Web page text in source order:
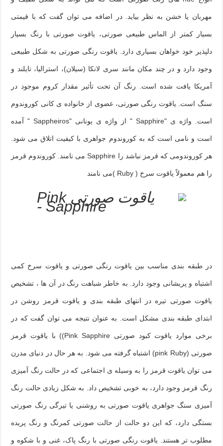
مهربان یا خشن به نظر بیاید. در اضافه می توان گفت که با قیمتی
بسیار کمتر از الماس طبیعی صورتی، یاقوت صورتی با رنگ بسیار
دلپذیر خود خواهان بسیاری دارد. یاقوت رنگی صورتی به شکل طبیعی
وجود دارد و در چند مکان مانند سری لانکا (سیلان)، استرالیا، تایلند و
آمریکا یافت شده است. رنگ آن تحت تأثیر مقدار کروم موجود در
سنگ است. یاقوت رنگی صورتی، عضوی از خانواده ی کانی کوروندوم
است. واژه ی " Sapphire" از واژه ی یونانی " Sappheiros" آمده
است و نامی است که به کوروندوم جواهری با کیفیت اتلاق می شود.
هر کوروندومی که قرمز نباشد را Sapphire می نامند. کوروندوم قرمز
را هم معمولاً یاقوت سرخ ( Ruby )می نامند
در طبقه بندی مناسب بین یاقوت رنگی صورتی و یاقوت سرخ کمی
اشتباه و پریشانی وجود دارد. به خاطر شباهت رنگ در آن ها ، تشخیص
یاقوت صورتی تیره در انتهای طبقه بندی و یاقوت قرمز روشن در
ابتدای طبقه بندی مشکل است. به عنوان نتیجه می توان گفت که در
برخی موارد یاقوت کبود صورتی ((Pink Sapphire با یاقوت قرمز
صورتی (pink Ruby) اشتباه گرفته می شود. به هر حال در دنیای مدرن
می توان یاقوت قرمز را به وسیله ی اجتماعی که در حالت رنگ آمیزی
رنگ قرمز وجود دارد، به خوبی تشخیص داد. به شکل زیادی حالت رنگ
آمیزی سنگ جواهری یاقوت صورتی به روشنی یا تیرگی رنگ صورتی
بستگی دارد، که این دو حالت از حالت صورتی کمرنگ و رنگ پریده
مطلوب تر هستند. یاقوت رنگی صورتی با رنگ پاک، غنی و با شکوه و